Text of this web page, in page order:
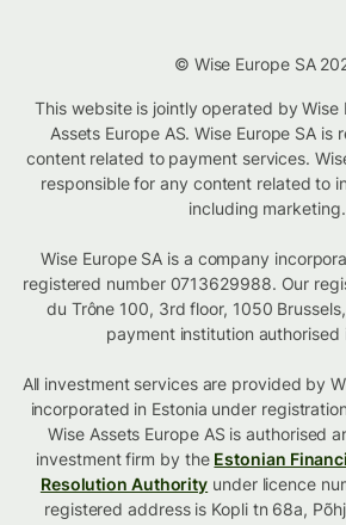
© Wise Europe SA
This website is jointly operated by Wise
Assets Europe AS. Wise Europe SA is
content related to payment services.
responsible for any content related to
including marketing.
Wise Europe SA is a company
registered number 0713629988. Our
du Trône 100, 3rd floor, 1050
payment institution authorised
All investment services are provided by
incorporated in Estonia under
Wise Assets Europe AS is authorised
investment firm by the Estonian
Resolution Authority under licence
registered address is Kopli tn 68a,